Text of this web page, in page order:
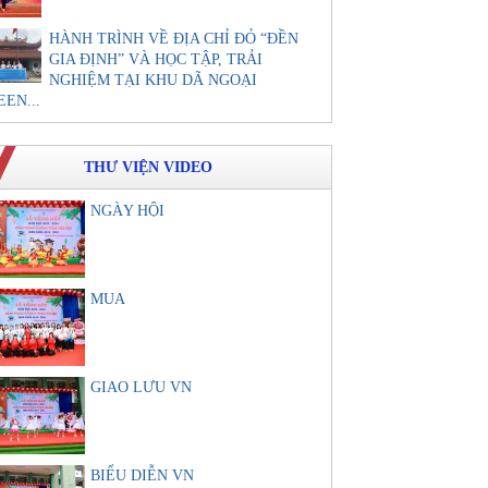
HÀNH TRÌNH VỀ ĐỊA CHỈ ĐỎ “ĐỀN
GIA ĐỊNH” VÀ HỌC TẬP, TRẢI
NGHIỆM TẠI KHU DÃ NGOẠI
THƯ VIỆN VIDEO
NGÀY HỘI
MUA
GIAO LƯU VN
BIỂU DIỄN VN